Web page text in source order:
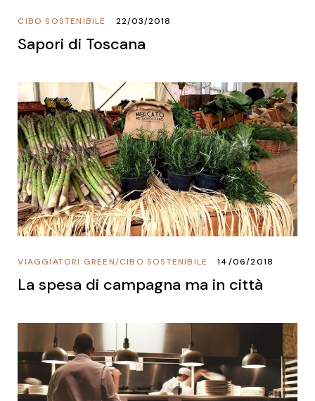
CIBO SOSTENIBILE 22/03/2018
Sapori di Toscana
CIBO SOSTENIBILE
/
VIAGGIATORI GREEN 14/06/2018
La spesa di campagna ma in città